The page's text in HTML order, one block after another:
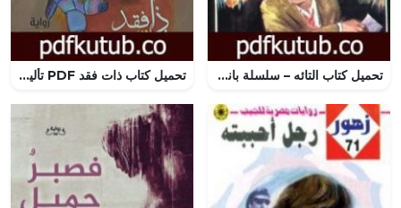
تحميل كتاب التائه – سلسلة بانوراما PDF تأليف نبيل فاروق مجانا [كامل] تحميل كتاب ذات فقد PDF تأليف أثير عبد الله النشمي مجانا [كامل]